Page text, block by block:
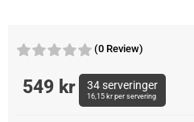
(0 Review)
549 kr 34serveringer
16,15 kr per servering